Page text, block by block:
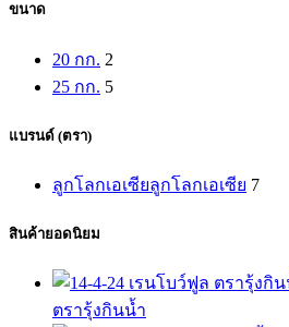
ขนาด
20 กก. 2
25 กก. 5
แบรนด์ (ตรา)
ลูกโลกเอเซียลูกโลกเอเซีย 7
สินค้ายอดนิยม
ตรารุ้งกินน้ำ